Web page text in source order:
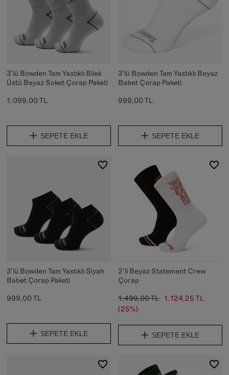
3'lü Bowden Tam Yastıklı Bilek
Üstü Beyaz Soket Çorap Paketi
1.099,00 TL
SEPETE EKLE
3'lü Bowden Tam Yastıklı Beyaz
Babet Çorap Paketi
999,00 TL
SEPETE EKLE
3'lü Bowden Tam Yastıklı Siyah
Babet Çorap Paketi
999,00 TL
SEPETE EKLE
2'li Beyaz Statement Crew
Çorap
1.499,00 TL 1.124,25 TL
(25%)
SEPETE EKLE